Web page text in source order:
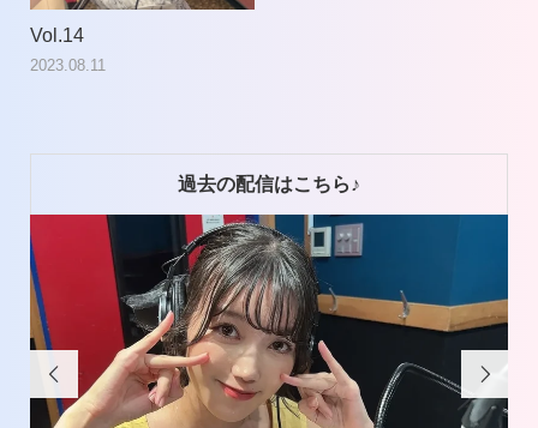
Vol.14
2023.08.11
過去の配信はこちら♪
 